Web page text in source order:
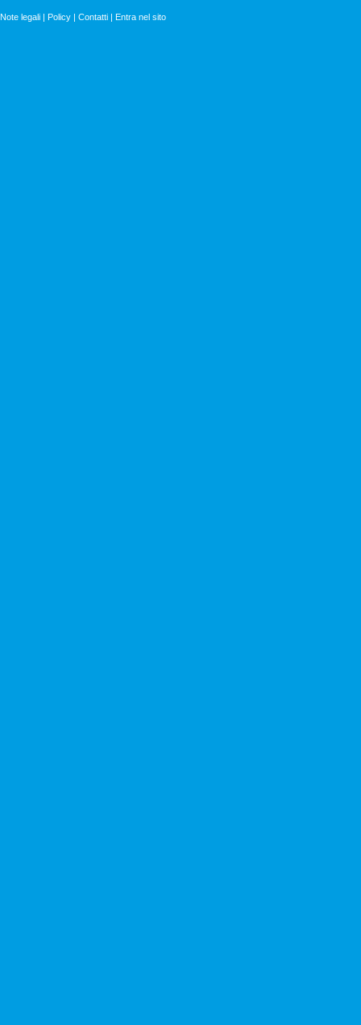
Note legali | Policy | Contatti | Entra nel sito